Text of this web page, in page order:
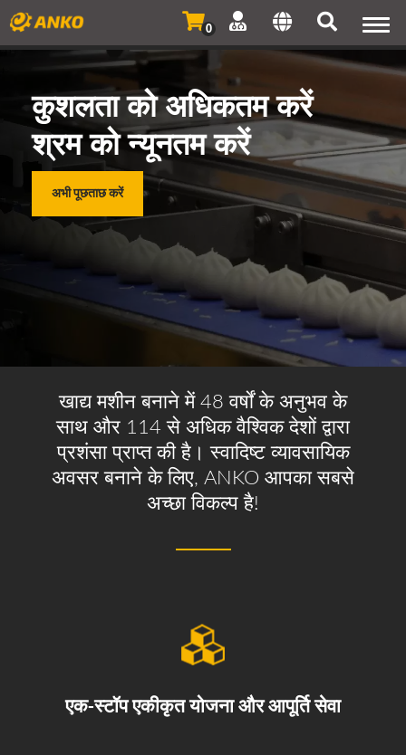
0
कुशलता को अधिकतम करें
श्रम को न्यूनतम करें
अभी पूछताछ करें
खाद्य मशीन बनाने में 48 वर्षों के अनुभव के
साथ और 114 से अधिक वैश्विक देशों द्वारा
प्रशंसा प्राप्त की है। स्वादिष्ट व्यावसायिक
अवसर बनाने के लिए, ANKO आपका सबसे
अच्छा विकल्प है!
एक-स्टॉप एकीकृत योजना और आपूर्ति सेवा